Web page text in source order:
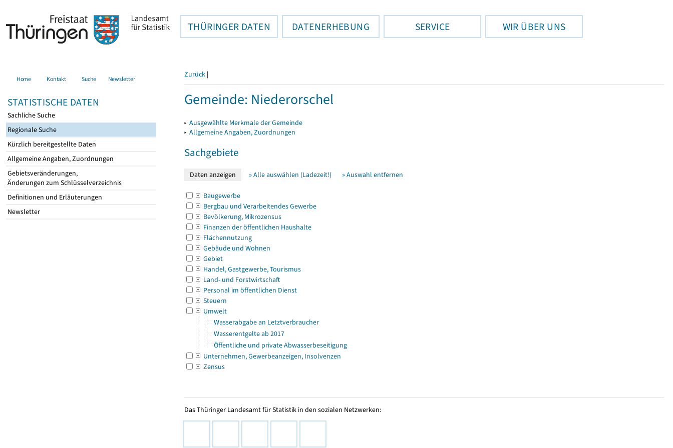
THÜRINGER DATEN DATENERHEBUNG SERVICE WIR ÜBER UNS
Home Kontakt Suche Newsletter
STATISTISCHE DATEN
Sachliche Suche
Regionale Suche
Kürzlich bereitgestellte Daten
Allgemeine Angaben, Zuordnungen
Gebietsveränderungen,
Änderungen zum Schlüsselverzeichnis
Definitionen und Erläuterungen
Newsletter
Zurück |
Gemeinde: Niederorschel
▸ Ausgewählte Merkmale der Gemeinde
▸ Allgemeine Angaben, Zuordnungen
Sachgebiete
» Alle auswählen (Ladezeit!) » Auswahl entfernen
Baugewerbe
Bergbau und Verarbeitendes Gewerbe
Bevölkerung, Mikrozensus
Finanzen der öffentlichen Haushalte
Flächennutzung
Gebäude und Wohnen
Gebiet
Handel, Gastgewerbe, Tourismus
Land- und Forstwirtschaft
Personal im öffentlichen Dienst
Steuern
Umwelt
Wasserabgabe an Letztverbraucher
Wasserentgelte ab 2017
Öffentliche und private Abwasserbeseitigung
Unternehmen, Gewerbeanzeigen, Insolvenzen
Zensus
Das Thüringer Landesamt für Statistik in den sozialen Netzwerken: